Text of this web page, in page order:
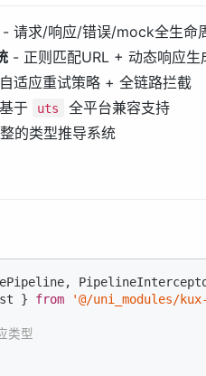
请求/响应/错误/mock全生命
- 正则匹配URL + 动态响应生
适应重试策略 + 全链路拦截
于 uts
全平台兼容支持
的类型推导系统
} from '@/uni_modules/
类型